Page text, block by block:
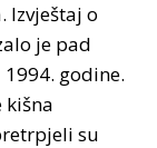
Izvještaj o
je pad
godine.
kišna
su